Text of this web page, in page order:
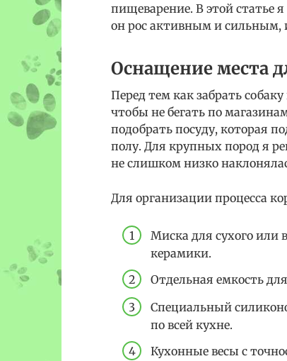
пищеварение. В этой статье
он рос активным и сильным,
Оснащение места
Перед тем как забрать
чтобы не бегать по
подобрать посуду, которая
полу. Для крупных пород я
не слишком низко
Для организации процесса
Миска для сухого или
керамики.
Отдельная емкость
Специальный
по всей кухне.
Кухонные весы с